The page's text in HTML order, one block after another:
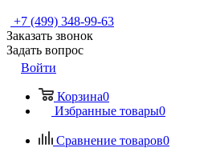
+7 (499) 348-99-63
Заказать звонок
Задать вопрос
Войти
Корзина0
Избранные товары0
Сравнение товаров0